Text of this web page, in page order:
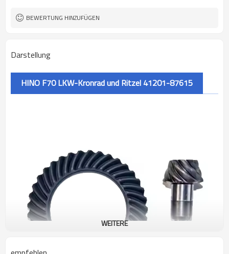
BEWERTUNG HINZUFÜGEN
Darstellung
HINO F70 LKW-Kronrad und Ritzel 41201-87615
WEITERE